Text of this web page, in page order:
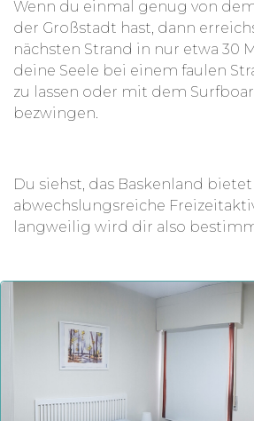
Wenn du einmal genug von
der Großstadt hast, dann
nächsten Strand in nur etwa 30
deine Seele bei einem faulen
zu lassen oder mit dem
bezwingen.
Du siehst, das Baskenland
abwechslungsreiche
langweilig wird dir also